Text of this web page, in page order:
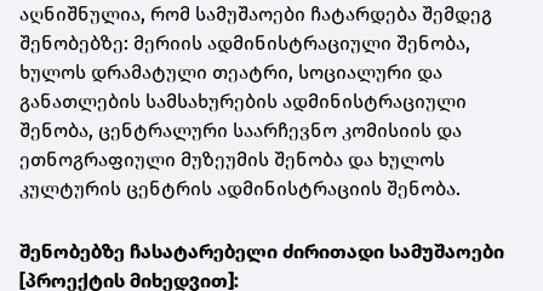
აღნიშნულია, რომ სამუშაოები ჩატარდება შემდეგ
შენობებზე: მერიის ადმინისტრაციული შენობა,
ხულოს დრამატული თეატრი, სოციალური და
განათლების სამსახურების ადმინისტრაციული
შენობა, ცენტრალური საარჩევნო კომისიის და
ეთნოგრაფიული მუზეუმის შენობა და ხულოს
კულტურის ცენტრის ადმინისტრაციის შენობა.
შენობებზე ჩასატარებელი ძირითადი სამუშაოები
[პროექტის მიხედვით]: